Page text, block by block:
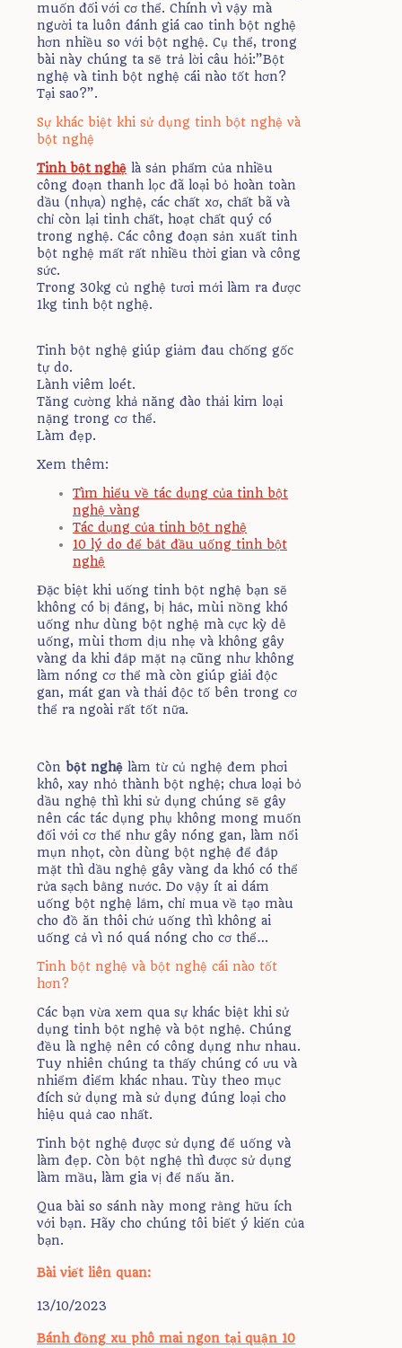
muốn đối với cơ thể. Chính vì vậy mà
người ta luôn đánh giá cao tinh bột nghệ
hơn nhiều so với bột nghệ. Cụ thể, trong
bài này chúng ta sẽ trả lời câu hỏi:”Bột
nghệ và tinh bột nghệ cái nào tốt hơn?
Tại sao?”.
Sự khác biệt khi sử dụng tinh bột nghệ và
bột nghệ
Tinh bột nghệ là sản phẩm của nhiều
công đoạn thanh lọc đã loại bỏ hoàn toàn
dầu (nhựa) nghệ, các chất xơ, chất bã và
chỉ còn lại tinh chất, hoạt chất quý có
trong nghệ. Các công đoạn sản xuất tinh
bột nghệ mất rất nhiều thời gian và công
sức.
Trong 30kg củ nghệ tươi mới làm ra được
1kg tinh bột nghệ.
Tinh bột nghệ giúp giảm đau chống gốc
tự do.
Lành viêm loét.
Tăng cường khả năng đào thải kim loại
nặng trong cơ thể.
Làm đẹp.
Xem thêm:
Tìm hiểu về tác dụng của tinh bột
nghệ vàng
Tác dụng của tinh bột nghệ
10 lý do để bắt đầu uống tinh bột
nghệ
Đặc biệt khi uống tinh bột nghệ bạn sẽ
không có bị đắng, bị hắc, mùi nồng khó
uống như dùng bột nghệ mà cực kỳ dễ
uống, mùi thơm dịu nhẹ và không gây
vàng da khi đắp mặt nạ cũng như không
làm nóng cơ thể mà còn giúp giải độc
gan, mát gan và thải độc tố bên trong cơ
thể ra ngoài rất tốt nữa.
Còn bột nghệ làm từ củ nghệ đem phơi
khô, xay nhỏ thành bột nghệ; chưa loại bỏ
dầu nghệ thì khi sử dụng chúng sẽ gây
nên các tác dụng phụ không mong muốn
đối với cơ thể như gây nóng gan, làm nổi
mụn nhọt, còn dùng bột nghệ để đắp
mặt thì dầu nghệ gây vàng da khó có thể
rửa sạch bằng nước. Do vậy ít ai dám
uống bột nghệ lắm, chỉ mua về tạo màu
cho đồ ăn thôi chứ uống thì không ai
uống cả vì nó quá nóng cho cơ thể…
Tinh bột nghệ và bột nghệ cái nào tốt
hơn?
Các bạn vừa xem qua sự khác biệt khi sử
dụng tinh bột nghệ và bột nghệ. Chúng
đều là nghệ nên có công dụng như nhau.
Tuy nhiên chúng ta thấy chúng có ưu và
nhiểm điểm khác nhau. Tùy theo mục
đích sử dụng mà sử dụng đúng loại cho
hiệu quả cao nhất.
Tinh bột nghệ được sử dụng để uống và
làm đẹp. Còn bột nghệ thì được sử dụng
làm mầu, làm gia vị để nấu ăn.
Qua bài so sánh này mong rằng hữu ích
với bạn. Hãy cho chúng tôi biết ý kiến của
bạn.
Bài viết liên quan:
13/10/2023
Bánh đồng xu phô mai ngon tại quận 10